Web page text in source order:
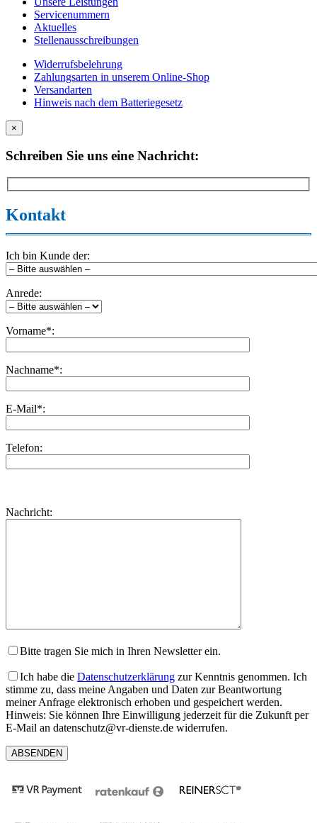
Servicenummern
Aktuelles
Stellenausschreibungen
Widerrufsbelehrung
Zahlungsarten in unserem Online-Shop
Versandarten
Hinweis nach dem Batteriegesetz
×
Schreiben Sie uns eine Nachricht:
Kontakt
Ich bin Kunde der:
Anrede:
Vorname*:
Nachname*:
E-Mail*:
Telefon:
dieses
lasse
Nachricht:
Bitte tragen Sie mich in Ihren Newsletter ein.
Ich habe die Datenschutzerklärung zur Kenntnis genommen. Ich
stimme zu, dass meine Angaben und Daten zur Beantwortung
meiner Anfrage elektronisch erhoben und gespeichert werden.
Hinweis: Sie können Ihre Einwilligung jederzeit für die Zukunft per
E-Mail an datenschutz@vr-dienste.de widerrufen.